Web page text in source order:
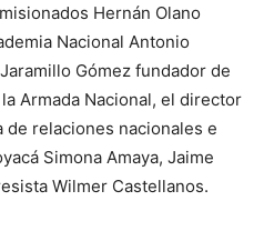
Hernán Olano
Nacional Antonio
Gómez fundador de
Armada Nacional, el director
relaciones nacionales e
Simona Amaya, Jaime
Wilmer Castellanos.